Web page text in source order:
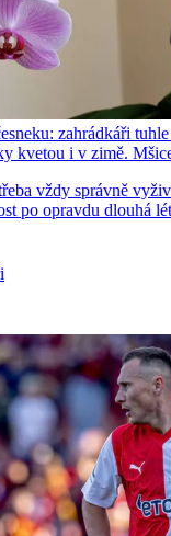
zahrádkáři
kvetou i v zimě.
vždy správně
po opravdu dlouhá